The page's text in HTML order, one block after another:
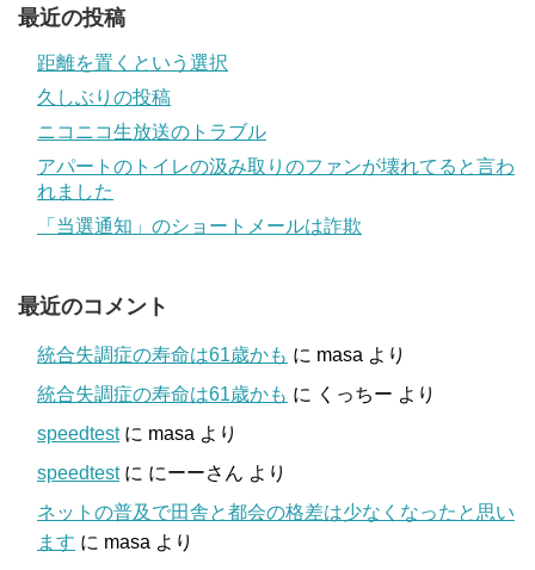
最近の投稿
距離を置くという選択
久しぶりの投稿
ニコニコ生放送のトラブル
アパートのトイレの汲み取りのファンが壊れてると言わ
れました
「当選通知」のショートメールは詐欺
最近のコメント
統合失調症の寿命は61歳かも に masa より
統合失調症の寿命は61歳かも に くっちー より
speedtestに masa より
speedtestに にーーさん より
ネットの普及で田舎と都会の格差は少なくなったと思い
ます に masa より